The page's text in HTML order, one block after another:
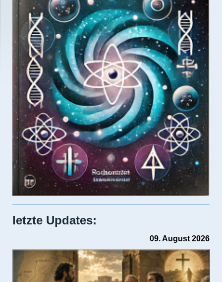
letzte Updates:
09. August 2026